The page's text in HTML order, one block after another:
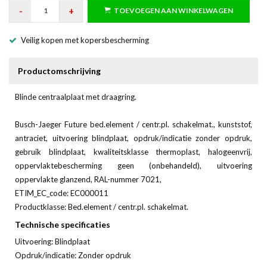
- + TOEVOEGEN AAN WINKELWAGEN
Veilig kopen met kopersbescherming
Productomschrijving
Blinde centraalplaat met draagring.
Busch-Jaeger Future bed.element / centr.pl. schakelmat., kunststof,
antraciet, uitvoering blindplaat, opdruk/indicatie zonder opdruk,
gebruik blindplaat, kwaliteitsklasse thermoplast, halogeenvrij,
oppervlaktebescherming geen (onbehandeld), uitvoering
oppervlakte glanzend, RAL-nummer 7021,
ETIM_EC_code: EC000011
Productklasse: Bed.element / centr.pl. schakelmat.
Technische specificaties
Uitvoering: Blindplaat
Opdruk/indicatie: Zonder opdruk